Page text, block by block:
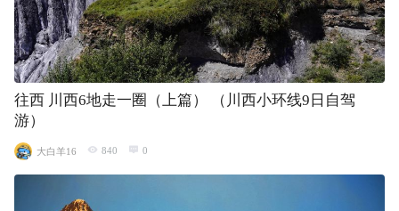
往西 川西6地走一圈（上篇） （川西小环线9日自驾
游）
大白羊16 840 0